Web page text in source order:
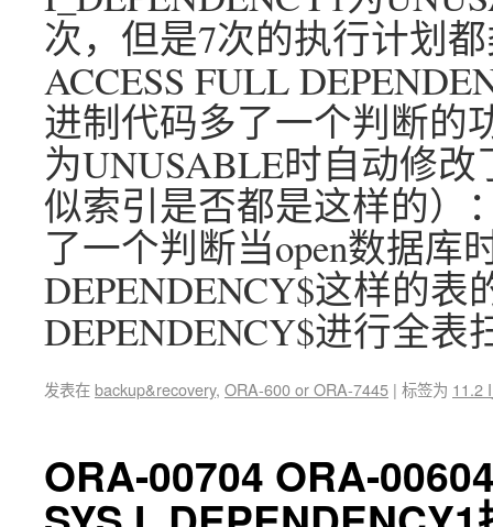
次，但是7次的执行计划
ACCESS FULL
进制代码多了一个判断的
为UNUSABLE时自动修
似索引是否都是这样的）
了一个判断当open数据库
DEPENDENCY$这样的
DEPENDENCY$进行全表
发表在backup&recovery, ORA-600 or ORA-7445 | 标签为 11.2
ORA-00704 ORA-